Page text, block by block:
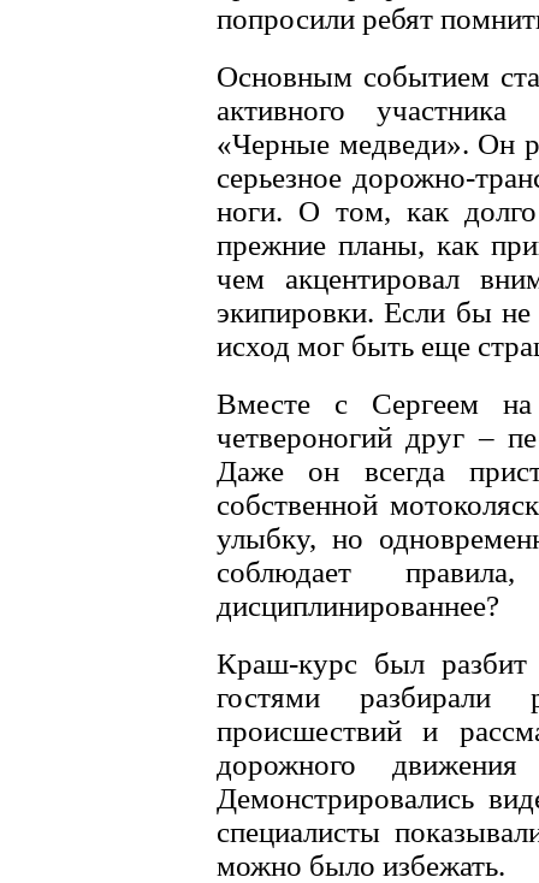
попросили ребят
Основным событием
активного участника
«Черные медведи». Он
серьезное дорожно-
ноги. О том, как
прежние планы, как
чем акцентировал
экипировки. Если бы
исход мог быть еще
Вместе с Сергеем на
четвероногий друг –
Даже он всегда
собственной
улыбку, но
соблюдает
дисциплинированнее?
Краш-курс был разбит
гостями разбирали
происшествий и
дорожного
Демонстрировались
специалисты
можно было избежать.